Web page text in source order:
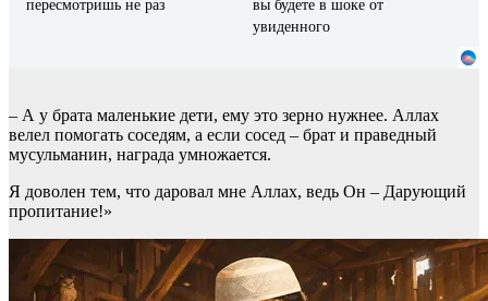
пересмотришь не раз
вы будете в шоке от
увиденного
– А у брата маленькие дети, ему это зерно нужнее. Аллах
велел помогать соседям, а если сосед – брат и праведный
мусульманин, награда умножается.
Я доволен тем, что даровал мне Аллах, ведь Он – Дарующий
пропитание!»